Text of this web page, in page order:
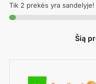
HAPPY
NEW
Tik 2 prekės yra sandelyje!
Šią